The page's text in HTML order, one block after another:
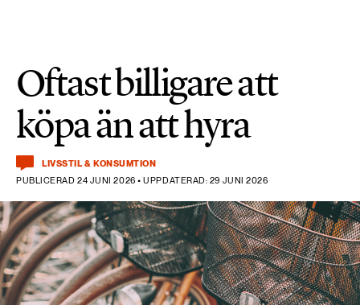
Oftast billigare att
köpa än att hyra
LIVSSTIL & KONSUMTION
PUBLICERAD 24 JUNI 2026 • UPPDATERAD: 29 JUNI 2026